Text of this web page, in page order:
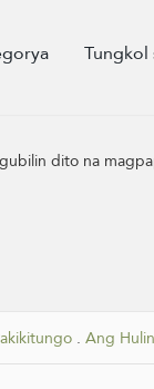
dito na
. Ang